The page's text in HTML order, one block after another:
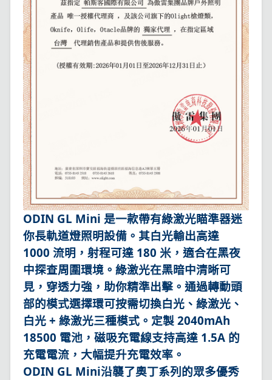
ODIN GL Mini 是一款帶有綠激光瞄準器迷
你長軌道燈照明設備。其白光輸出高達
1000 流明，射程可達 180 米，適合在黑夜
中探查周圍環境。綠激光在黑暗中清晰可
見，穿透力強，助你精準出擊。通過轉動頭
部的模式選擇環可按需切換白光、綠激光、
白光 + 綠激光三種模式。定製 2040mAh
18500 電池，磁吸充電線支持高達 1.5A 的
充電電流，大幅提升充電效率。
ODIN GL Mini沿襲了奧丁系列的眾多優秀